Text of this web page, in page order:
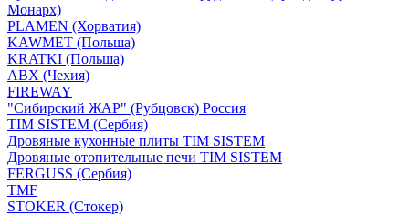
Монарх)
PLAMEN (Хорватия)
KAWMET (Польша)
KRATKI (Польша)
ABX (Чехия)
FIREWAY
"Сибирский ЖАР" (Рубцовск) Россия
TIM SISTEM (Сербия)
Дровяные кухонные плиты TIM SISTEM
Дровяные отопительные печи TIM SISTEM
FERGUSS (Сербия)
TMF
STOKER (Стокер)